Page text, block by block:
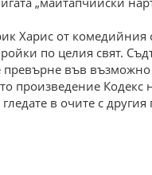
Харис от комедийния
по целия свят.
във
произведение Кодекс
в очите с другия